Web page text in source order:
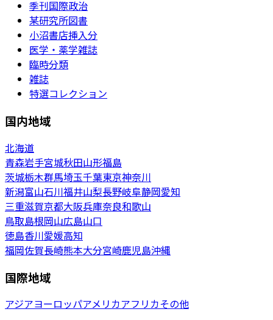
季刊国際政治
某研究所図書
小沼書店挿入分
医学・薬学雑誌
臨時分類
雑誌
特選コレクション
国内地域
北海道
青森岩手宮城秋田山形福島
茨城栃木群馬埼玉千葉東京神奈川
新潟富山石川福井山梨長野岐阜静岡愛知
三重滋賀京都大阪兵庫奈良和歌山
鳥取島根岡山広島山口
徳島香川愛媛高知
福岡佐賀長崎熊本大分宮崎鹿児島沖縄
国際地域
アジアヨーロッパアメリカアフリカその他